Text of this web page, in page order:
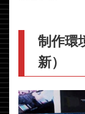
制作環
新）